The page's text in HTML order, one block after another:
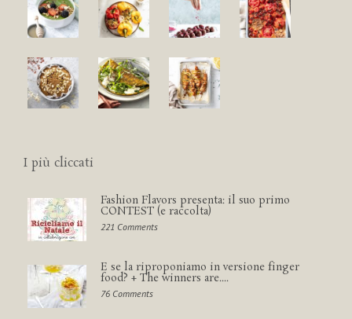
I più cliccati
Fashion Flavors presenta: il suo primo
CONTEST (e raccolta)
221 Comments
E se la riproponiamo in versione finger
food? + The winners are....
76 Comments